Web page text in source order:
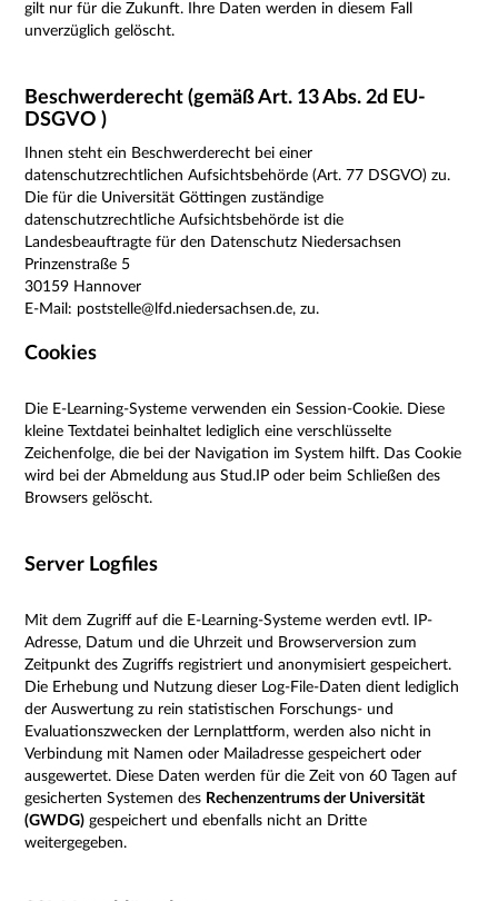
gilt nur für die Zukunft. Ihre Daten werden in diesem Fall
unverzüglich gelöscht.
Beschwerderecht (gemäß Art. 13 Abs. 2d EU-
DSGVO )
Ihnen steht ein Beschwerderecht bei einer
datenschutzrechtlichen Aufsichtsbehörde (Art. 77 DSGVO) zu.
Die für die Universität Göttingen zuständige
datenschutzrechtliche Aufsichtsbehörde ist die
Landesbeauftragte für den Datenschutz Niedersachsen
Prinzenstraße 5
30159 Hannover
E-Mail: poststelle@lfd.niedersachsen.de, zu.
Cookies
Die E-Learning-Systeme verwenden ein Session-Cookie. Diese
kleine Textdatei beinhaltet lediglich eine verschlüsselte
Zeichenfolge, die bei der Navigation im System hilft. Das Cookie
wird bei der Abmeldung aus Stud.IP oder beim Schließen des
Browsers gelöscht.
Server Logfiles
Mit dem Zugriff auf die E-Learning-Systeme werden evtl. IP-
Adresse, Datum und die Uhrzeit und Browserversion zum
Zeitpunkt des Zugriffs registriert und anonymisiert gespeichert.
Die Erhebung und Nutzung dieser Log-File-Daten dient lediglich
der Auswertung zu rein statistischen Forschungs- und
Evaluationszwecken der Lernplattform, werden also nicht in
Verbindung mit Namen oder Mailadresse gespeichert oder
ausgewertet. Diese Daten werden für die Zeit von 60 Tagen auf
gesicherten Systemen des Rechenzentrums der Universität
(GWDG) gespeichert und ebenfalls nicht an Dritte
weitergegeben.